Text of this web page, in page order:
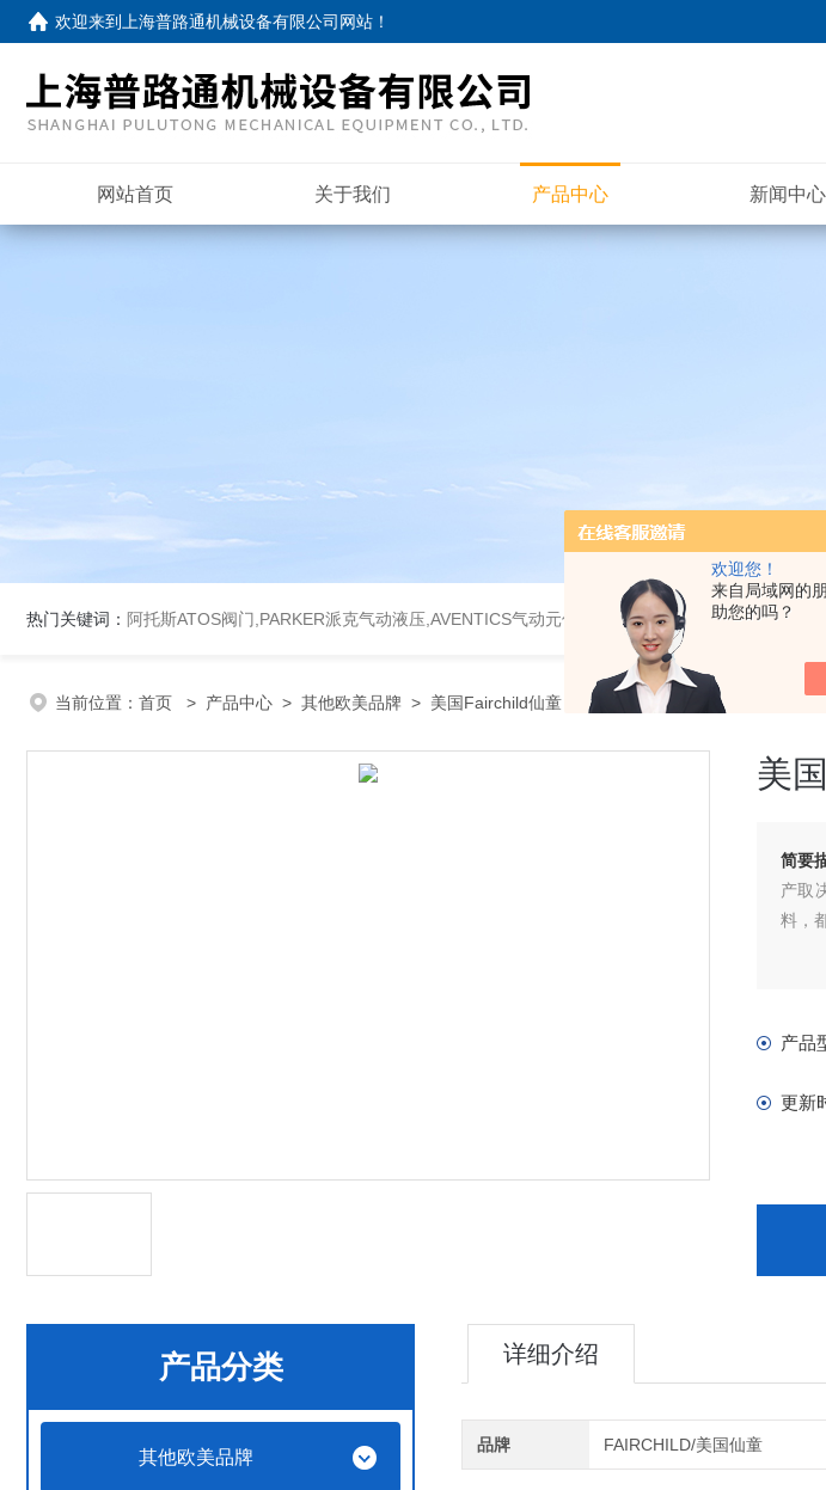
欢迎您！
来自局域网的
助您的吗？
欢迎来到 上海普路通机械设备有限公司网站 ！
网站首页 关于我们 产品中心 新闻中心
热门关键词： 阿托斯ATOS阀门,PARKER派克气动液压,AVENTICS气动元件
当前位置： 首页 > 产品中心 > 其他欧美品牌 > 美国Fairchild仙童 > 美国Fairchild调节阀10294U上
美
简要
产取
料，
产品
更新
产品分类
其他欧美品牌
详细介绍
品牌 FAIRCHILD/美国仙童